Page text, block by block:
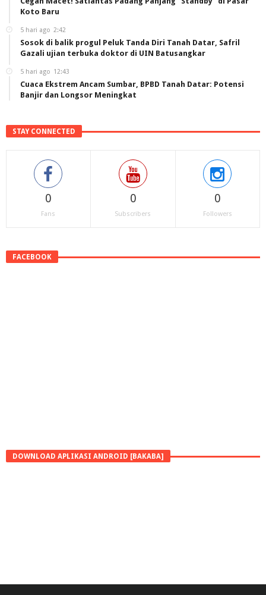
Koto Baru
5 hari ago 2:42
Sosok di balik progul Peluk Tanda Diri Tanah Datar, Safril
Gazali ujian terbuka doktor di UIN Batusangkar
5 hari ago 12:43
Cuaca Ekstrem Ancam Sumbar, BPBD Tanah Datar: Potensi
Banjir dan Longsor Meningkat
STAY CONNECTED
0
Fans
0
Subscribers
0
Followers
FACEBOOK
DOWNLOAD APLIKASI ANDROID [BAKABA]